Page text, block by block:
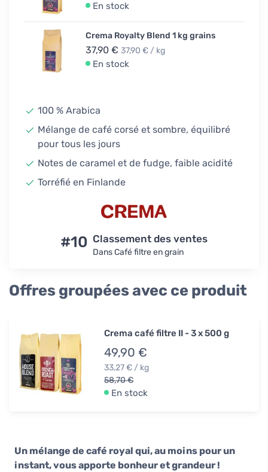
En stock
Crema Royalty Blend 1 kg grains
37,90 € 37,90 € / kg
En stock
100 % Arabica
Mélange de café corsé et sombre, équilibré
pour tous les jours
Notes de caramel et de fudge, faible acidité
Torréfié en Finlande
#10 Classement des ventes
Dans Café filtre en grain
Offres groupées avec ce produit
Crema café filtre II - 3 x 500 g
49,90 €
33,27 € / kg
58,70 €
En stock
Un mélange de café royal qui, au moins pour un
instant, vous apporte bonheur et grandeur !